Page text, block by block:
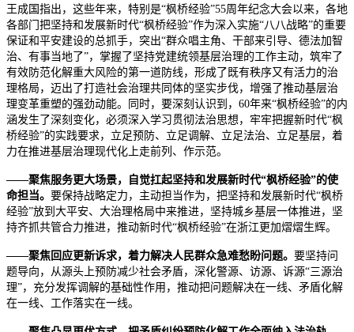
王成国指出，这些年来，特别是“枫桥经验”55周年纪念大会以来，各地
各部门把坚持和发展新时代“枫桥经验”作为深入实施“八八战略”的重要
保证和平安建设的总抓手，突出“群众唱主角、干部来引导、德法加智
治、有事当地了”，掌握了坚持党建统领基层治理的工作主动，筑牢了
有效防范化解重大风险的第一道防线，形成了既有秩序又有活力的治
理格局，迈出了打造社会治理共同体的坚实步伐，增强了推动基层治
理变革重塑的强劲动能。同时，要深刻认识到，60年来“枫桥经验”的内
涵发生了深刻变化，必须深入学习贯彻法治思想，牢牢把握新时代“枫
桥经验”的实践要求，立足预防、立足调解、立足法治、立足基层，着
力在推进基层治理现代化上走前列、作示范。
——聚焦服务更大场景，自觉扛起坚持和发展新时代“枫桥经验”的使
命担当。 要保持战略定力，主动担当作为，把坚持和发展新时代“枫桥
经验”放到大平安、大治理格局中来推进，坚持城乡基层一体推进，坚
持齐抓共管合力推进，推动新时代“枫桥经验”在浙江更加熠熠生辉。
——聚焦回应更新诉求，着力解决人民群众急难愁盼问题。 要坚持问
题导向，从源头上预防减少社会矛盾，深化警源、访源、诉源“三源治
理”，充分发挥调解的基础性作用，推动把问题解决在一线、矛盾化解
在一线、工作落实在一线。